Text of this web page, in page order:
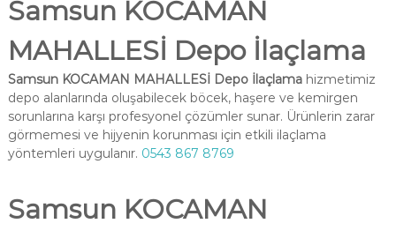
Samsun KOCAMAN
MAHALLESİ Depo İlaçlama
Samsun KOCAMAN MAHALLESİ Depo İlaçlamahizmetimiz
depo alanlarında oluşabilecek böcek, haşere ve kemirgen
sorunlarına karşı profesyonel çözümler sunar. Ürünlerin zarar
görmemesi ve hijyenin korunması için etkili ilaçlama
yöntemleri uygulanır. 0543 867 8769
Samsun KOCAMAN